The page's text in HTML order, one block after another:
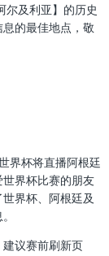
尔及利亚】的历史
的最佳地点，敬
界杯将直播阿根廷
界杯比赛的朋友
界杯、阿根廷及
建议赛前刷新页